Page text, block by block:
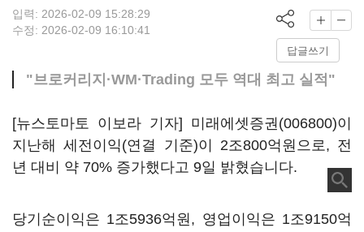
입력: 2026-02-09 15:28:29
수정: 2026-02-09 16:10:41
답글쓰기
"브로커리지·WM·Trading 모두 역대 최고 실적"
[뉴스토마토 이보라 기자] 미래에셋증권(006800)이
지난해 세전이익(연결 기준)이 2조800억원으로, 전
년 대비 약 70% 증가했다고 9일 밝혔습니다.
당기순이익은 1조5936억원, 영업이익은 1조9150억